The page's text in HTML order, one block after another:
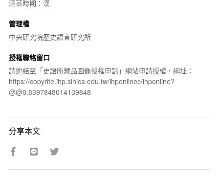
涵蓋時期：漢
管理權
中央研究院歷史語言研究所
授權聯絡窗口
請連結至「史語所藏品圖像授權申請」網站申請授權，網址：
https://copyrite.ihp.sinica.edu.tw/ihponlinec/ihponline?
@@0.8397848014139848
分享本文